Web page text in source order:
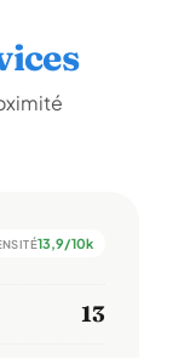
13,9/10k
13